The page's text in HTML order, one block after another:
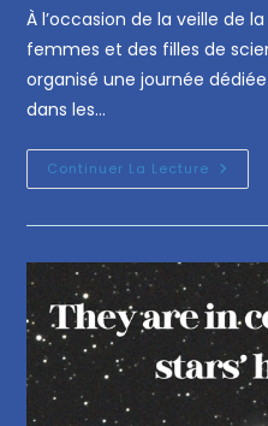
À l’occasion de la veille de
femmes et des filles de
organisé une journée
dans les…
Continuer La Lecture